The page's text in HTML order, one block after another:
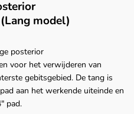
model)
posterior
voor het verwijderen van
gebitsgebied. De tang is
aan het werkende uiteinde en
pad.